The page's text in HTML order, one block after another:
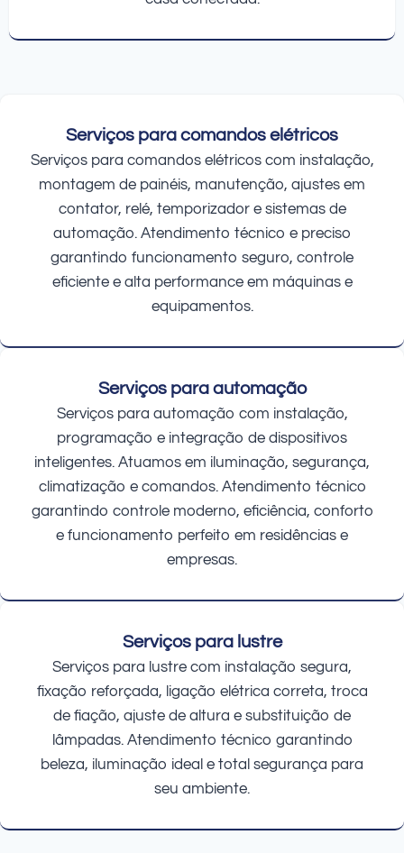
Serviços para comandos elétricos
Serviços para comandos elétricos com instalação,
montagem de painéis, manutenção, ajustes em
contator, relé, temporizador e sistemas de
automação. Atendimento técnico e preciso
garantindo funcionamento seguro, controle
eficiente e alta performance em máquinas e
equipamentos.
Serviços para automação
Serviços para automação com instalação,
programação e integração de dispositivos
inteligentes. Atuamos em iluminação, segurança,
climatização e comandos. Atendimento técnico
garantindo controle moderno, eficiência, conforto
e funcionamento perfeito em residências e
empresas.
Serviços para lustre
Serviços para lustre com instalação segura,
fixação reforçada, ligação elétrica correta, troca
de fiação, ajuste de altura e substituição de
lâmpadas. Atendimento técnico garantindo
beleza, iluminação ideal e total segurança para
seu ambiente.